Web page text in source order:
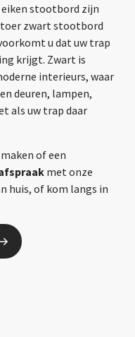
stootbord zijn
zwart stootbord
u dat uw trap
krijgt. Zwart is
interieurs, waar
deuren, lampen,
als uw trap daar
of een
met onze
huis, of kom langs in